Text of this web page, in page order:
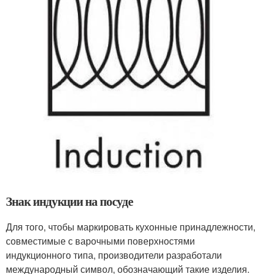
Знак индукции на посуде
Для того, чтобы маркировать кухонные принадлежности,
совместимые с варочными поверхностями
индукционного типа, производители разработали
международный символ, обозначающий такие изделия.